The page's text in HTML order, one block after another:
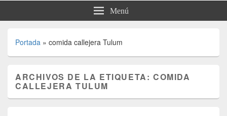
Menú
Portada » comida callejera Tulum
ARCHIVOS DE LA ETIQUETA:COMIDA
CALLEJERA TULUM